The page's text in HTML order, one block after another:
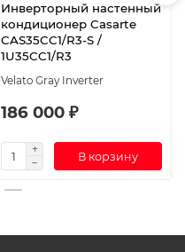
Инверторный настенный
кондиционер Casarte
CAS35CC1/R3-S /
1U35CC1/R3
Velato Gray Inverter
186 000 ₽
В корзину